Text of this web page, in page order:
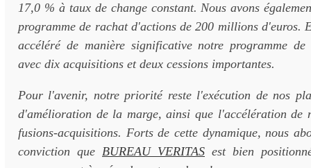
17,0 % à taux de change constant. Nous avons
programme de rachat d'actions de 200 millions d'euros.
accéléré de manière significative notre programme de
avec dix acquisitions et deux cessions importantes.
Pour l'avenir, notre priorité reste l'exécution de nos
d'amélioration de la marge, ainsi que l'accélération de
fusions-acquisitions. Forts de cette dynamique, nous
conviction que BUREAU VERITAS est bien